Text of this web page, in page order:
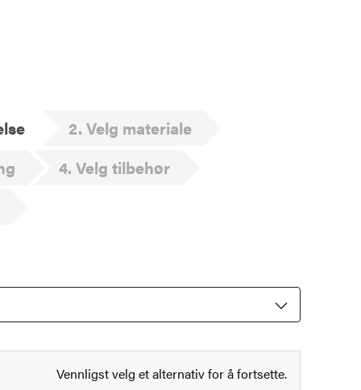
2 Velg materiale
4 Velg tilbehør
Vennligst velg et alternativ for å fortsette.